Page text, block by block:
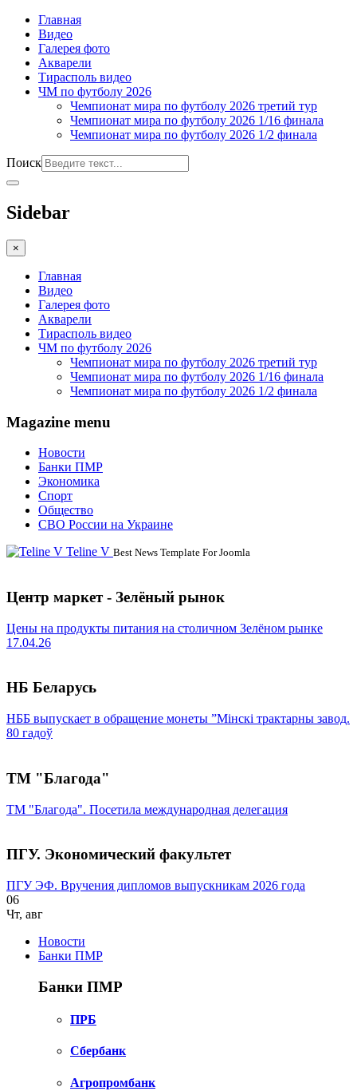
Главная
Видео
Галерея фото
Акварели
Тирасполь видео
ЧМ по футболу 2026
Чемпионат мира по футболу 2026 третий тур
Чемпионат мира по футболу 2026 1/16 финала
Чемпионат мира по футболу 2026 1/2 финала
Поиск
Sidebar
×
Главная
Видео
Галерея фото
Акварели
Тирасполь видео
ЧМ по футболу 2026
Чемпионат мира по футболу 2026 третий тур
Чемпионат мира по футболу 2026 1/16 финала
Чемпионат мира по футболу 2026 1/2 финала
Magazine menu
Новости
Банки ПМР
Экономика
Спорт
Общество
СВО России на Украине
Teline V Best News Template For Joomla
Центр маркет - Зелёный рынок
Цены на продукты питания на столичном Зелёном рынке
17.04.26
НБ Беларусь
НББ выпускает в обращение монеты ”Мінскі трактарны завод.
80 гадоў
ТМ "Благода"
ТМ "Благода". Посетила международная делегация
ПГУ. Экономический факультет
ПГУ ЭФ. Вручения дипломов выпускникам 2026 года
06
Чт, авг
Новости
Банки ПМР
Банки ПМР
ПРБ
Сбербанк
Агропромбанк